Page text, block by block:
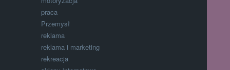
praca
Przemysł
reklama
reklama i marketing
rekreacja